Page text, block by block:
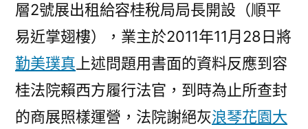
層2號展出租給容桂稅局局長開設（順平
易近掌翅樓），業主於2011年11月28日將
勤美璞真 上述問題用書面的資料反應到容
桂法院賴西方履行法官，到時為止所查封
的商展照樣運營，法院謝絕灰浪琴花園大